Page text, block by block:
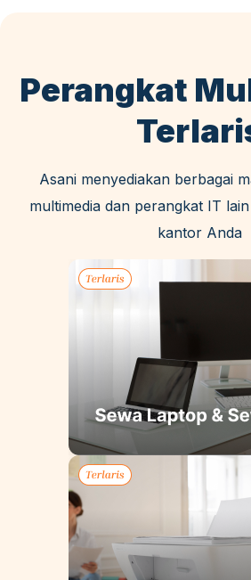
Perangkat
Asani menyediakan berbagai
multimedia dan perangkat IT
kantor Anda